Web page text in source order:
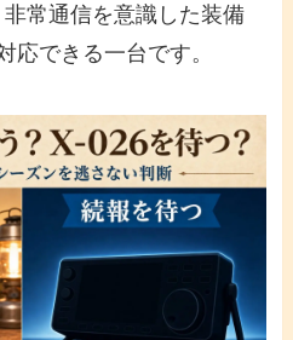
常通信を意識した装備
応できる一台です。